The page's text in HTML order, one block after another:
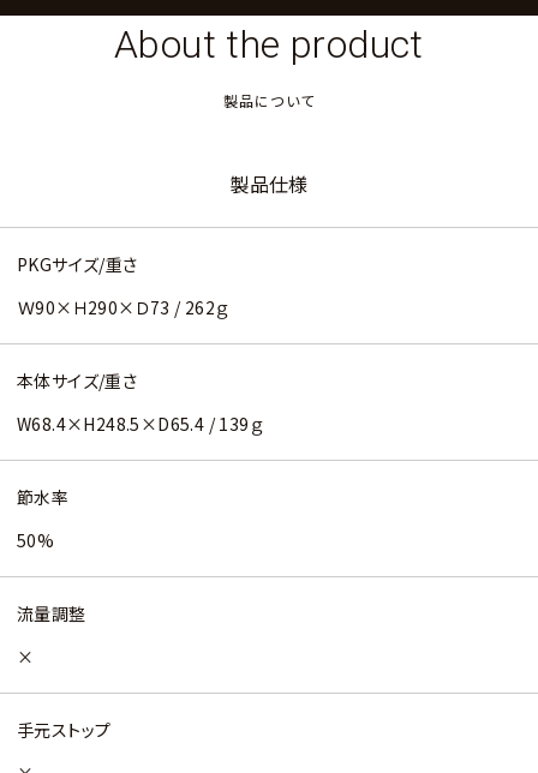
About the product
製品について
製品仕様
PKGサイズ/重さ
Ｗ90×Ｈ290×Ｄ73 / 262ｇ
本体サイズ/重さ
W68.4×H248.5×D65.4 / 139ｇ
節水率
50%
流量調整
×
手元ストップ